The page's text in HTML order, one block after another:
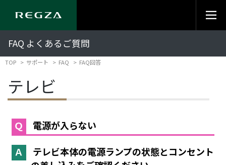
FAQ よくあるご質問
TOP サポート FAQ FAQ回答
テレビ